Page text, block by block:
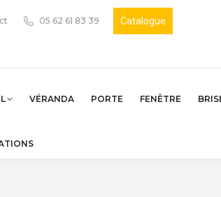
05 62 61 83 39 Catalogue
VÉRANDA PORTE FENÊTRE